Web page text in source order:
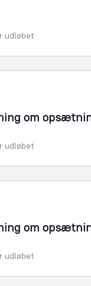
udløbet
om
udløbet
om
udløbet